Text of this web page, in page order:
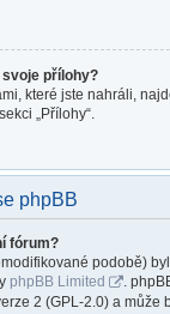
přílohy?
které jste nahráli,
„Přílohy“.
phpBB
fórum?
podobě)
phpBB Limited
.
2 (GPL-2.0) a může